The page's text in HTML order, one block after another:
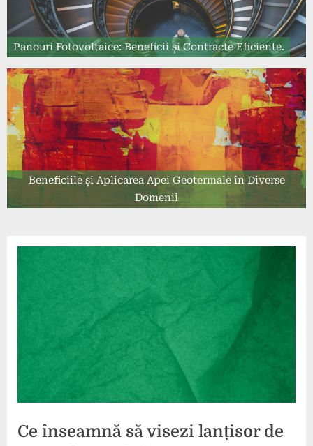
Panouri Fotovoltaice: Beneficii și Contracte Eficiente.
Beneficiile și Aplicarea Apei Geotermale în Diverse
Domenii
Ce înseamnă să visezi lanțisor de